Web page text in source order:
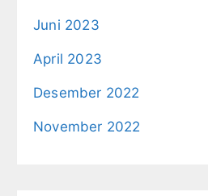
Juni 2023
April 2023
Desember 2022
November 2022